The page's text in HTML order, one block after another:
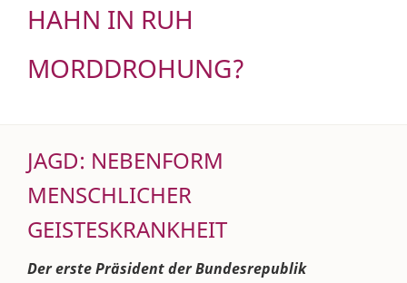
HAHN IN RUH
MORDDROHUNG?
JAGD: NEBENFORM
MENSCHLICHER
GEISTESKRANKHEIT
Der erste Präsident der Bundesrepublik